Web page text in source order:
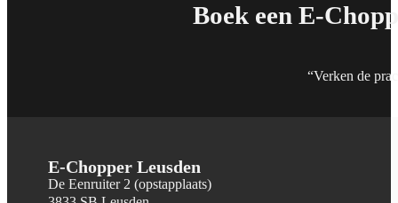
Boek een E-
“Verken de
E-Chopper Leusden
De Eenruiter 2 (opstapplaats)